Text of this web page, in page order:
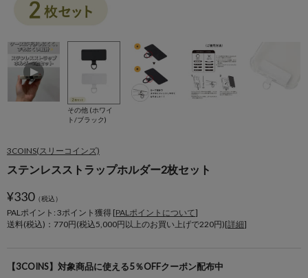
その他 (ホワイ
ト/ブラック)
3COINS(スリーコインズ)
ステンレスストラップホルダー2枚セット
¥330（税込）
PALポイント: 3ポイント獲得 [PALポイントについて]
送料(税込)：770円(税込5,000円以上のお買い上げで220円)[詳細]
【3COINS】対象商品に使える5％OFFクーポン配布中